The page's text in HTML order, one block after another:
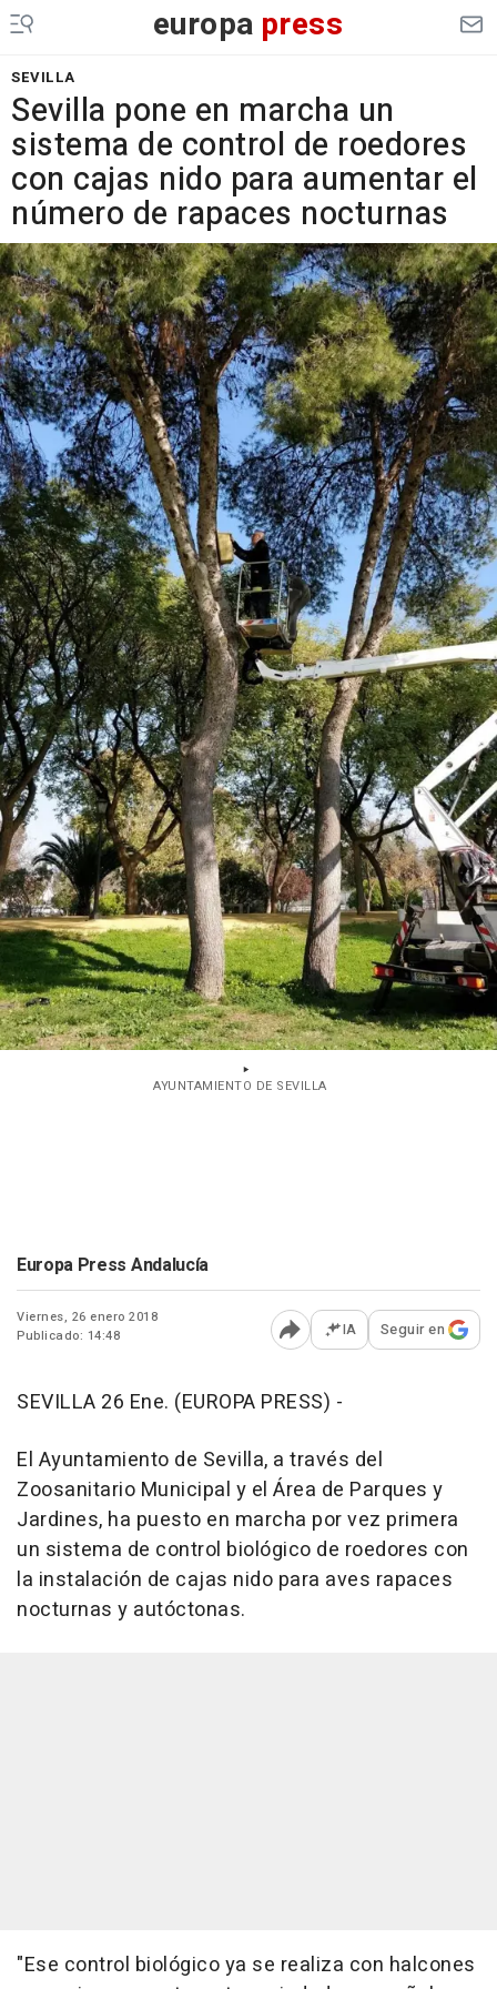
europa press
SEVILLA
Sevilla pone en marcha un
sistema de control de roedores
con cajas nido para aumentar el
número de rapaces nocturnas
AYUNTAMIENTO DE SEVILLA
Europa Press Andalucía
Viernes, 26 enero 2018
Publicado: 14:48
Abrir opciones para
IA Seguir en
SEVILLA 26 Ene. (EUROPA PRESS) -
El Ayuntamiento de Sevilla, a través del
Zoosanitario Municipal y el Área de Parques y
Jardines, ha puesto en marcha por vez primera
un sistema de control biológico de roedores con
la instalación de cajas nido para aves rapaces
nocturnas y autóctonas.
"Ese control biológico ya se realiza con halcones